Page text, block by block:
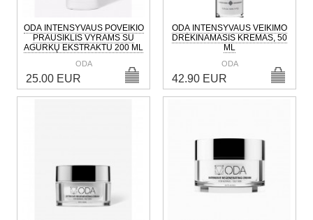
ODA INTENSYVAUS POVEIKIO
PRAUSIKLIS VYRAMS SU
AGURKŲ EKSTRAKTU 200 ML
ODA
25.00 EUR
ODA INTENSYVAUS VEIKIMO
DRĖKINAMASIS KREMAS, 50
ML
ODA
42.90 EUR